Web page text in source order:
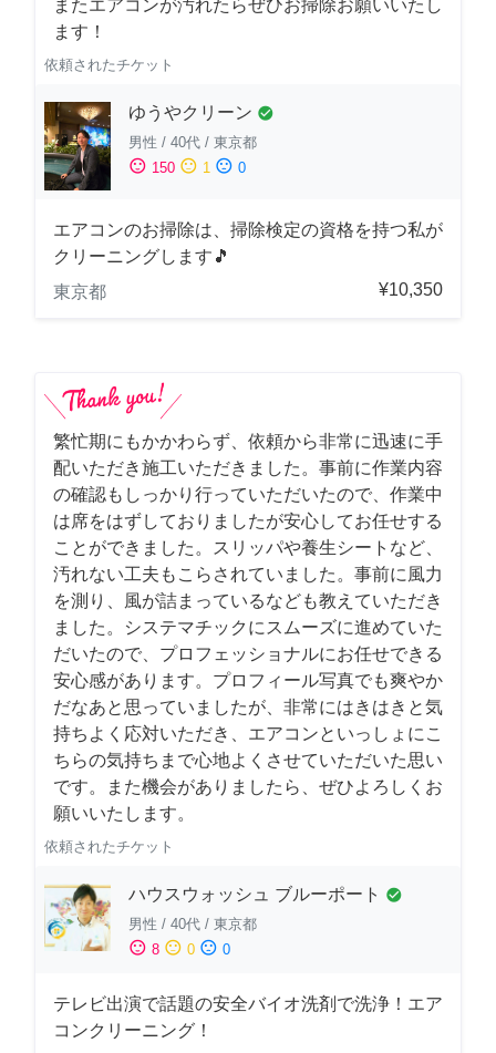
またエアコンが汚れたらぜひお掃除お願いいたし
ます！
依頼されたチケット
ゆうやクリーン check_circle
男性 / 40代 / 東京都
sentiment_satisfied 150 sentiment_neutral 1 sentiment_dissatisfied 0
エアコンのお掃除は、掃除検定の資格を持つ私が
クリーニングします🎵
東京都
¥10,350
繁忙期にもかかわらず、依頼から非常に迅速に手
配いただき施工いただきました。事前に作業内容
の確認もしっかり行っていただいたので、作業中
は席をはずしておりましたが安心してお任せする
ことができました。スリッパや養生シートなど、
汚れない工夫もこらされていました。事前に風力
を測り、風が詰まっているなども教えていただき
ました。システマチックにスムーズに進めていた
だいたので、プロフェッショナルにお任せできる
安心感があります。プロフィール写真でも爽やか
だなあと思っていましたが、非常にはきはきと気
持ちよく応対いただき、エアコンといっしょにこ
ちらの気持ちまで心地よくさせていただいた思い
です。また機会がありましたら、ぜひよろしくお
願いいたします。
依頼されたチケット
ハウスウォッシュ ブルーポート check_circle
男性 / 40代 / 東京都
sentiment_satisfied 8 sentiment_neutral 0 sentiment_dissatisfied 0
テレビ出演で話題の安全バイオ洗剤で洗浄！エア
コンクリーニング！